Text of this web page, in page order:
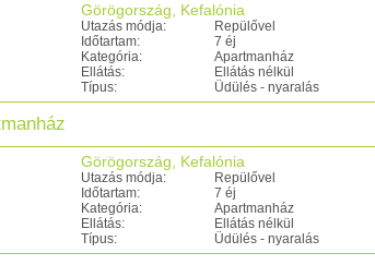
Görögország, Kefalónia
Utazás módja:
Repülővel
Időtartam:
7 éj
Kategória:
Apartmanház
Ellátás:
Ellátás nélkül
Típus:
Üdülés - nyaralás
Görögország, Kefalónia
Utazás módja:
Repülővel
Időtartam:
7 éj
Kategória:
Apartmanház
Ellátás:
Ellátás nélkül
Típus:
Üdülés - nyaralás